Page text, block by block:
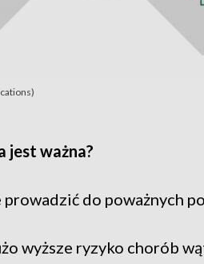
jest ważna?
do poważnych
wyższe ryzyko chorób